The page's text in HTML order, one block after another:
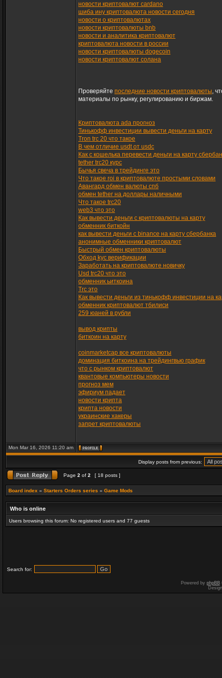
новости криптовалют cardano
шиба ину криптовалюта новости сегодня
новости о криптовалютах
новости криптовалюты bnb
новости и аналитика криптовалют
криптовалюта новости в россии
новости криптовалюты dogecoin
новости криптовалют солана
Проверяйте последние новости криптовалюты,
материалы по рынку, регулированию и биржам.
Криптовалюта ada прогноз
Тинькофф инвестиции вывести деньги на карту
Tron trc 20 что такое
В чем отличие usdt от usdc
Как с кошелька перевести деньги на карту
tether trc20 курс
Бычья свеча в трейдинге это
Что такое roi в криптовалюте простыми словами
Авангард обмен валюты спб
обмен tether на доллары наличными
Что такое trc20
web3 что это
Как вывести деньги с криптовалюты на карту
обменник биткойн
как вывести деньги с binance на карту сбербанка
анонимные обменники криптовалют
Быстрый обмен криптовалюты
Обход kyc верификации
Заработать на криптовалюте новичку
Usd trc20 что это
обменник ьиткоина
Trc это
Как вывести деньги из тинькофф инвестиции на
обменник криптовалют тбилиси
259 юаней в рубли
вывод крипты
биткоин на карту
coinmarketcap все криптовалюты
доминация биткоина на трейдингвью график
что с рынком криптовалют
квантовые компьютеры новости
прогноз мем
эфириум падает
новости крипта
крипта новости
украинские хакеры
запрет криптовалюты
Mon Mar 16, 2026 11:20 am
Display posts from previous:
Page 2 of 2 [ 18 posts ]
Board index » Starters Orders series » Game Mods
Who is online
Users browsing this forum: No registered users and 77 guests
Search for:
Powered by phpBB